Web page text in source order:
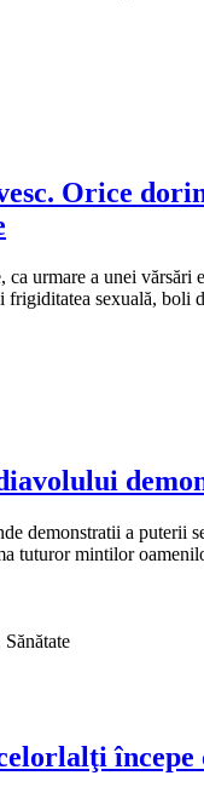
Orice
ca urmare a unei
frigiditatea sexuală, boli
demonstratii a puterii
tuturor mintilor
începe